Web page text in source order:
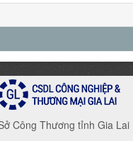
Công Thương tỉnh Gia Lai